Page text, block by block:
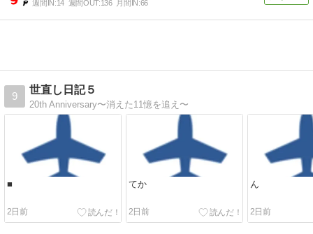
週間IN:14 週間OUT:136 月間IN:66
9
世直し日記５
20th Anniversary〜消えた11憶を追え〜
■
2日前
てか
2日前
ん
2日前